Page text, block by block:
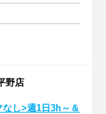
野店
なし>週1日3h～＆